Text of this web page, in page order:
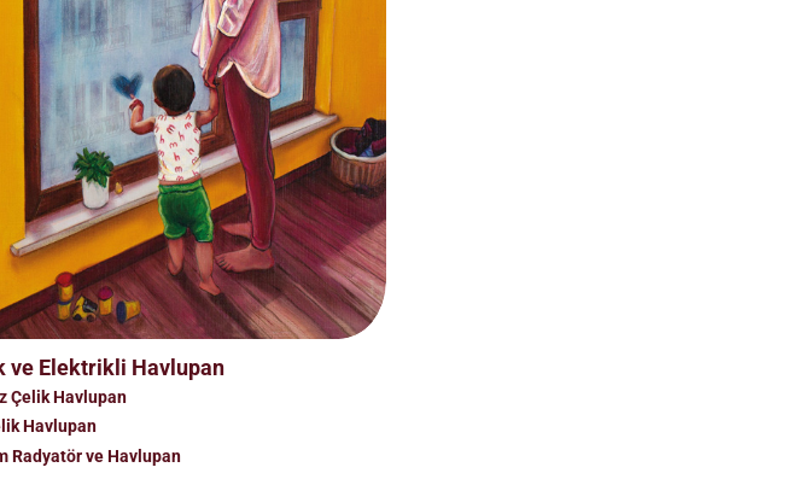
ve Elektrikli Havlupan
Çelik Havlupan
Havlupan
Radyatör ve Havlupan